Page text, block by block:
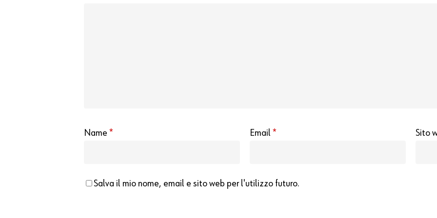
Name * Email * Sito
Salva il mio nome, email e sito web per l'utilizzo futuro.